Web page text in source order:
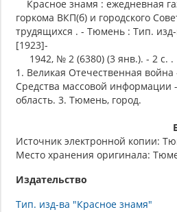
Красное знамя : ежедневная
горкома ВКП(б) и городского
трудящихся . - Тюмень : Тип.
[1923]-
1942, № 2 (6380) (3 янв.). - 2 с. .
1. Великая Отечественная война
Средства массовой информации
область. 3. Тюмень, город.
Источник электронной копии:
Место хранения оригинала:
Издательство
Тип. изд-ва "Красное знамя"